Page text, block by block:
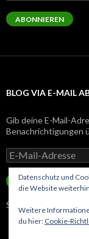
Adresse
ABONNIEREN
BLOG VIA E-MAIL
Gib deine E-Mail-
Benachrichtigungen
E-
Mail-
Adresse
ABONNIEREN
Schließe dich 143
Datenschutz und
die Website
Weitere
du hier: Cookie-